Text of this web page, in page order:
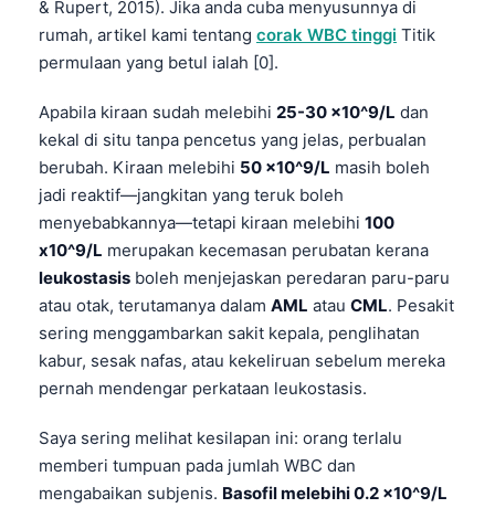
& Rupert, 2015). Jika anda cuba menyusunnya di
rumah, artikel kami tentang corak WBC tinggi Titik
permulaan yang betul ialah [0].
Apabila kiraan sudah melebihi 25-30 x10^9/L dan
kekal di situ tanpa pencetus yang jelas, perbualan
berubah. Kiraan melebihi 50 x10^9/L masih boleh
jadi reaktif—jangkitan yang teruk boleh
menyebabkannya—tetapi kiraan melebihi 100
x10^9/L merupakan kecemasan perubatan kerana
leukostasis boleh menjejaskan peredaran paru-paru
atau otak, terutamanya dalam AML atau CML. Pesakit
sering menggambarkan sakit kepala, penglihatan
kabur, sesak nafas, atau kekeliruan sebelum mereka
pernah mendengar perkataan leukostasis.
Saya sering melihat kesilapan ini: orang terlalu
memberi tumpuan pada jumlah WBC dan
mengabaikan subjenis. Basofil melebihi 0.2 x10^9/L